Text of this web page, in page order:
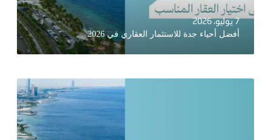
7 يوليو، 2026
أفضل أحياء جدة للاستثمار العقاري في 2026